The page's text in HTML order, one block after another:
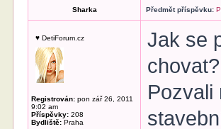
Sharka Předmět příspěvku:
♥ DetiForum.cz
Registrován: pon zář 26, 2011
9:02 am
Příspěvky: 208
Bydliště: Praha
Jak se
Pozvali